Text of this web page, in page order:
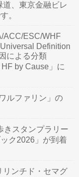
、東京金融ビレ
。
ACC/ESC/WHF
Definition
による分類
by Cause」に
ルファリン」の
きスタンプラリー
ク2026」が到着
リンチド・セマグ